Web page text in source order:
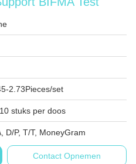
2.73Pieces/set
stuks per doos
D/P, T/T, MoneyGram
Contact Opnemen